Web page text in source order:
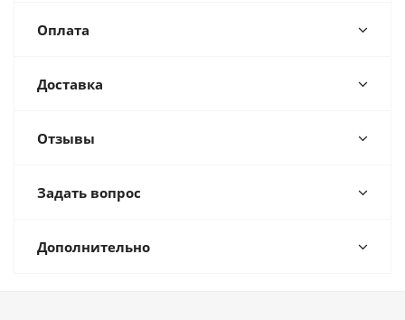
Оплата
Доставка
Отзывы
Задать вопрос
Дополнительно